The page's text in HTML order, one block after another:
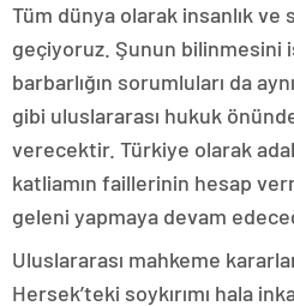
Tüm dünya olarak insanlık ve
geçiyoruz. Şunun bilinmesini
barbarlığın sorumluları da
gibi uluslararası hukuk
verecektir. Türkiye olarak
katliamın faillerinin hesap
geleni yapmaya devam
Uluslararası mahkeme
Hersek’teki soykırımı hala